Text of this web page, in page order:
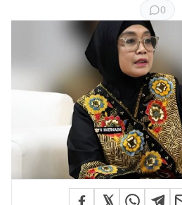
0